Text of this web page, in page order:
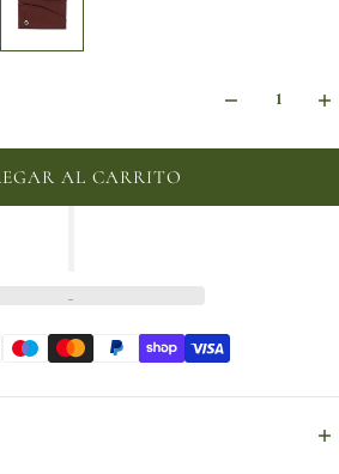
AL CARRITO